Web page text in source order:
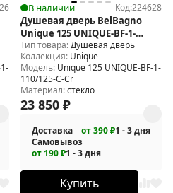
В наличии Код:224628
Душевая дверь BelBagno
Unique 125 UNIQUE-BF-1-
110/125-C-Cr
Тип товара:Душевая дверь
Коллекция: Unique
Модель: Unique 125 UNIQUE-BF-1-
110/125-C-Cr
Материал:стекло
23 850 ₽
Доставка от 390 ₽1 - 3 дня
Самовывоз
от 190 ₽1 - 3 дня
Купить